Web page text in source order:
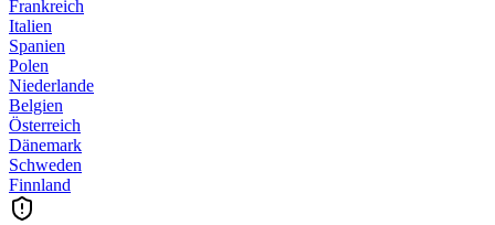
Frankreich
Italien
Spanien
Polen
Niederlande
Belgien
Österreich
Dänemark
Schweden
Finnland